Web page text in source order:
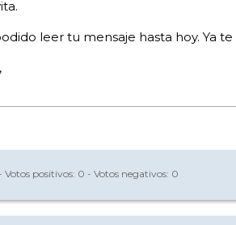
leer tu mensaje hasta hoy. Ya
Votos positivos: 0 - Votos negativos: 0